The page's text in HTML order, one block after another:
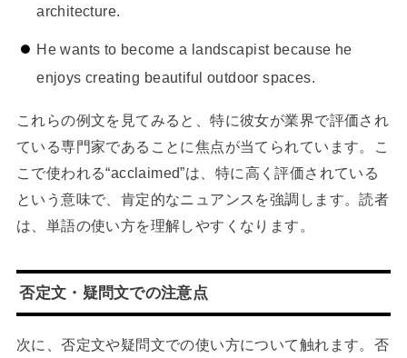
architecture.
He wants to become a landscapist because he
enjoys creating beautiful outdoor spaces.
これらの例文を見てみると、特に彼女が業界で評価され
ている専門家であることに焦点が当てられています。こ
こで使われる“acclaimed”は、特に高く評価されている
という意味で、肯定的なニュアンスを強調します。読者
は、単語の使い方を理解しやすくなります。
否定文・疑問文での注意点
次に、否定文や疑問文での使い方について触れます。否